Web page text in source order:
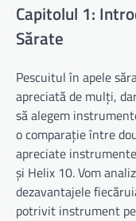
Capitolul 1:
Sărate
Pescuitul în apele
apreciată de mulți,
să alegem
o comparație între
apreciate
și Helix 10. Vom
dezavantajele
potrivit instrument